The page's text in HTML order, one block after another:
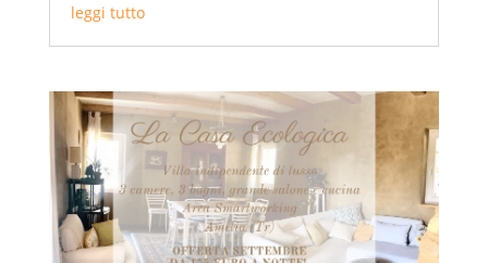
leggi tutto